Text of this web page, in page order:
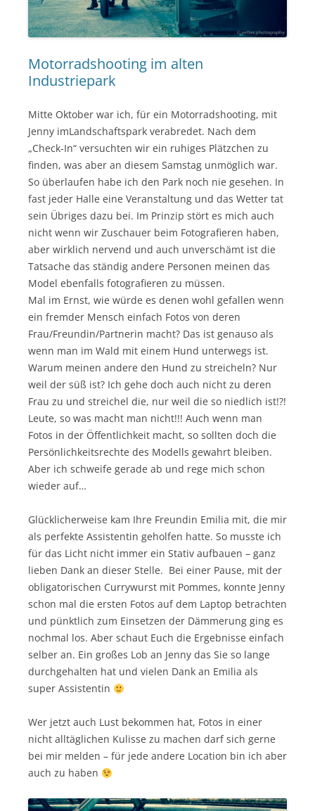
Motorradshooting im alten
Industriepark
Mitte Oktober war ich, für ein Motorradshooting, mit
Jenny imLandschaftspark verabredet. Nach dem
„Check-In“ versuchten wir ein ruhiges Plätzchen zu
finden, was aber an diesem Samstag unmöglich war.
So überlaufen habe ich den Park noch nie gesehen. In
fast jeder Halle eine Veranstaltung und das Wetter tat
sein Übriges dazu bei. Im Prinzip stört es mich auch
nicht wenn wir Zuschauer beim Fotografieren haben,
aber wirklich nervend und auch unverschämt ist die
Tatsache das ständig andere Personen meinen das
Model ebenfalls fotografieren zu müssen.
Mal im Ernst, wie würde es denen wohl gefallen wenn
ein fremder Mensch einfach Fotos von deren
Frau/Freundin/Partnerin macht? Das ist genauso als
wenn man im Wald mit einem Hund unterwegs ist.
Warum meinen andere den Hund zu streicheln? Nur
weil der süß ist? Ich gehe doch auch nicht zu deren
Frau zu und streichel die, nur weil die so niedlich ist!?!
Leute, so was macht man nicht!!! Auch wenn man
Fotos in der Öffentlichkeit macht, so sollten doch die
Persönlichkeitsrechte des Modells gewahrt bleiben.
Aber ich schweife gerade ab und rege mich schon
wieder auf…
Glücklicherweise kam Ihre Freundin Emilia mit, die mir
als perfekte Assistentin geholfen hatte. So musste ich
für das Licht nicht immer ein Stativ aufbauen – ganz
lieben Dank an dieser Stelle. Bei einer Pause, mit der
obligatorischen Currywurst mit Pommes, konnte Jenny
schon mal die ersten Fotos auf dem Laptop betrachten
und pünktlich zum Einsetzen der Dämmerung ging es
nochmal los. Aber schaut Euch die Ergebnisse einfach
selber an. Ein großes Lob an Jenny das Sie so lange
durchgehalten hat und vielen Dank an Emilia als
super Assistentin
Wer jetzt auch Lust bekommen hat, Fotos in einer
nicht alltäglichen Kulisse zu machen darf sich gerne
bei mir melden – für jede andere Location bin ich aber
auch zu haben